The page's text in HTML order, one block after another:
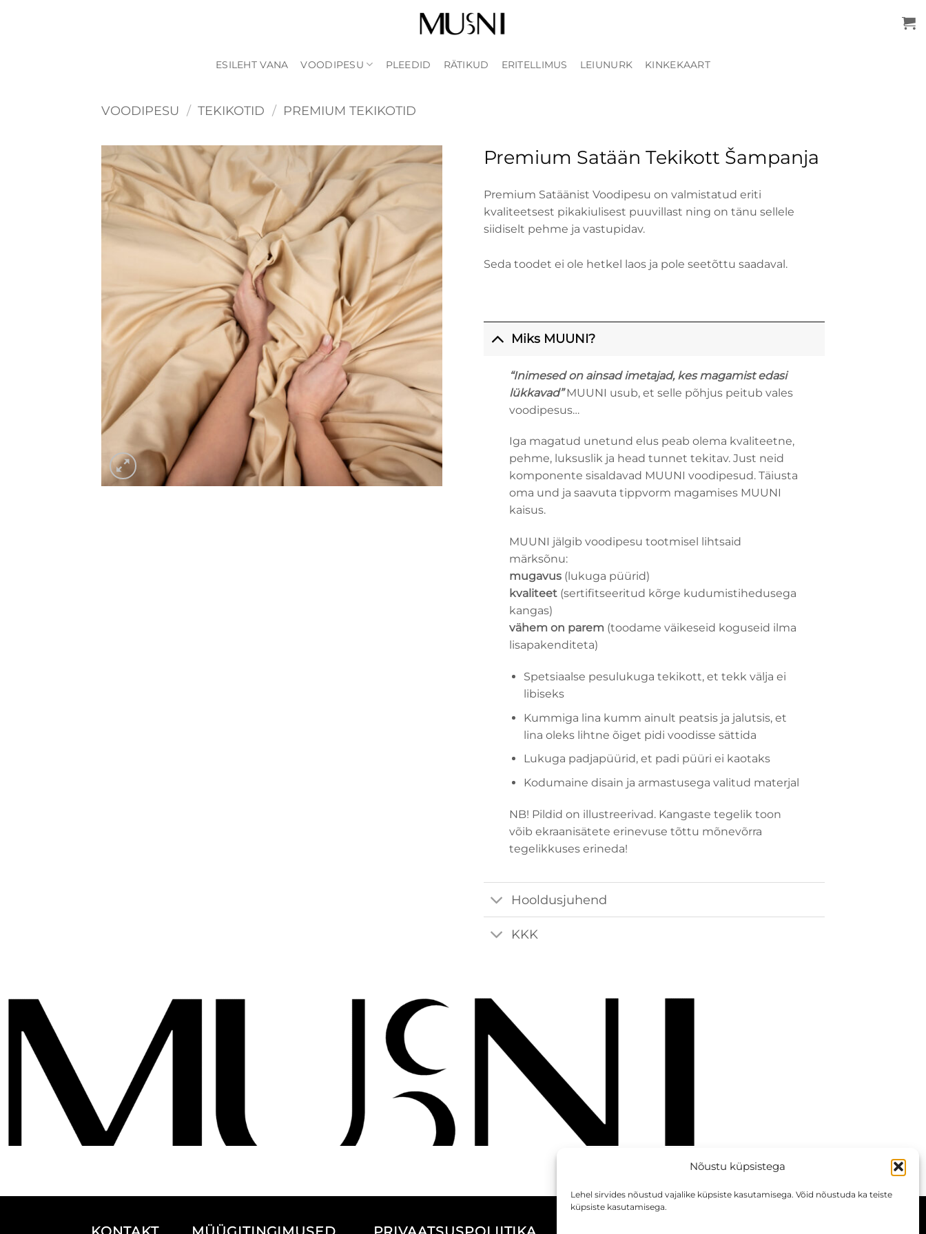
Nõustu küpsistega
Lehel sirvides nõustud vajalike küpsiste kasutamisega. Võid nõustuda ka teiste
küpsiste kasutamisega.
ESILEHT VANA VOODIPESU PLEEDID RÄTIKUD ERITELLIMUS LEIUNURK KINKEKAART
VOODIPESU / TEKIKOTID / PREMIUM TEKIKOTID
Premium Satään Tekikott Šampanja
Premium Satäänist Voodipesu on valmistatud eriti
kvaliteetsest pikakiulisest puuvillast ning on tänu sellele
siidiselt pehme ja vastupidav.
Seda toodet ei ole hetkel laos ja pole seetõttu saadaval.
Miks MUUNI?
“Inimesed on ainsad imetajad, kes magamist edasi
lükkavad”MUUNI usub, et selle põhjus peitub vales
voodipesus…
Iga magatud unetund elus peab olema kvaliteetne,
pehme, luksuslik ja head tunnet tekitav. Just neid
komponente sisaldavad MUUNI voodipesud. Täiusta
oma und ja saavuta tippvorm magamises MUUNI
kaisus.
MUUNI jälgib voodipesu tootmisel lihtsaid
märksõnu:
mugavus(lukuga püürid)
kvaliteet(sertifitseeritud kõrge kudumistihedusega
kangas)
vähem on parem (toodame väikeseid koguseid ilma
lisapakenditeta)
Spetsiaalse pesulukuga tekikott, et tekk välja ei
libiseks
Kummiga lina kumm ainult peatsis ja jalutsis, et
lina oleks lihtne õiget pidi voodisse sättida
Lukuga padjapüürid, et padi püüri ei kaotaks
Kodumaine disain ja armastusega valitud materjal
NB! Pildid on illustreerivad. Kangaste tegelik toon
võib ekraanisätete erinevuse tõttu mõnevõrra
tegelikkuses erineda!
Hooldusjuhend
KKK